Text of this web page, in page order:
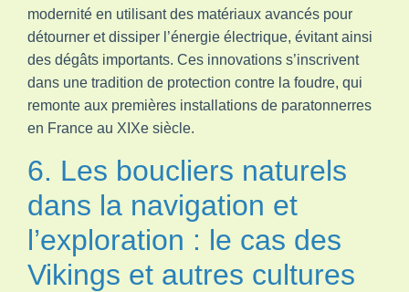
modernité en utilisant des matériaux avancés pour
détourner et dissiper l’énergie électrique, évitant ainsi
des dégâts importants. Ces innovations s’inscrivent
dans une tradition de protection contre la foudre, qui
remonte aux premières installations de paratonnerres
en France au XIXe siècle.
6. Les boucliers naturels
dans la navigation et
l’exploration : le cas des
Vikings et autres cultures